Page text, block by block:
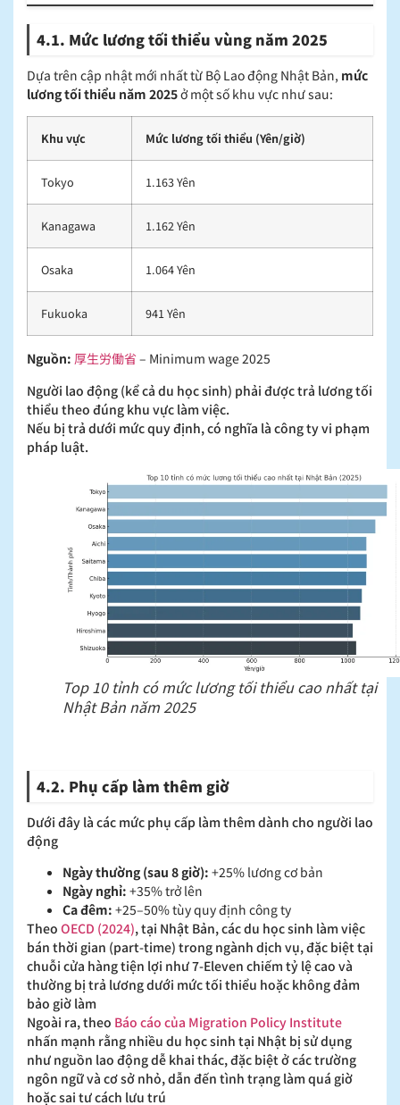
4.1. Mức lương tối thiểu vùng năm 2025
Dựa trên cập nhật mới nhất từ Bộ Lao động Nhật Bản, mức
lương tối thiểu năm 2025ở một số khu vực như sau:
Khu vực Mức lương tối thiểu (Yên/giờ)
Tokyo 1.163 Yên
Kanagawa 1.162 Yên
Osaka 1.064 Yên
Fukuoka 941 Yên
Nguồn: 厚生労働省– Minimum wage 2025
Người lao động (kể cả du học sinh) phải được trả lương tối
thiểu theo đúng khu vực làm việc.
Nếu bị trả dưới mức quy định, có nghĩa là công ty vi phạm
pháp luật.
Top 10 tỉnh có mức lương tối thiểu cao nhất tại
Nhật Bản năm 2025
4.2. Phụ cấp làm thêm giờ
Dưới đây là các mức phụ cấp làm thêm dành cho người lao
động
Ngày thường (sau 8 giờ): +25% lương cơ bản
Ngày nghỉ: +35% trở lên
Ca đêm: +25–50% tùy quy định công ty
Theo OECD (2024), tại Nhật Bản, các du học sinh làm việc
bán thời gian (part‑time) trong ngành dịch vụ, đặc biệt tại
chuỗi cửa hàng tiện lợi như 7-Eleven chiếm tỷ lệ cao và
thường bị trả lương dưới mức tối thiểu hoặc không đảm
bảo giờ làm
Ngoài ra, theo Báo cáo của Migration Policy Institute
nhấn mạnh rằng nhiều du học sinh tại Nhật bị sử dụng
như nguồn lao động dễ khai thác, đặc biệt ở các trường
ngôn ngữ và cơ sở nhỏ, dẫn đến tình trạng làm quá giờ
hoặc sai tư cách lưu trú